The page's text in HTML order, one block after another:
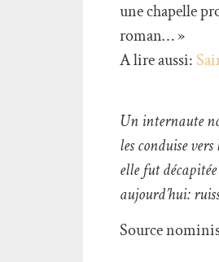
une chapelle
roman… »
A lire aussi:
Un internaute
les conduise
elle fut
aujourd’hui:
Source